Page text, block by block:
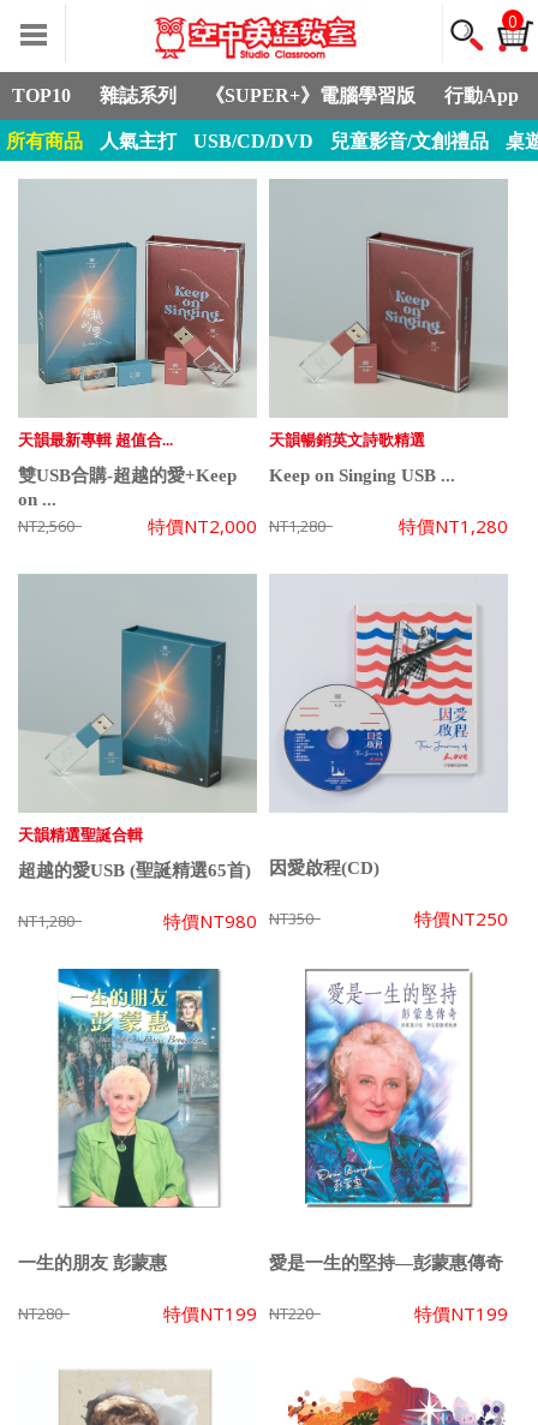
0
TOP10 雜誌系列 《SUPER+》電腦學習版 行動App
所有商品 人氣主打 USB/CD/DVD 兒童影音/文創禮品 桌
天韻最新專輯 超值合...
雙USB合購-超越的愛+Keep
on ...
NT2,560 特價NT2,000
天韻暢銷英文詩歌精選
Keep on Singing USB ...
NT1,280 特價NT1,280
天韻精選聖誕合輯
超越的愛USB (聖誕精選65首)
NT1,280 特價NT980
因愛啟程(CD)
NT350 特價NT250
一生的朋友 彭蒙惠
NT280 特價NT199
愛是一生的堅持—彭蒙惠傳奇
NT220 特價NT199